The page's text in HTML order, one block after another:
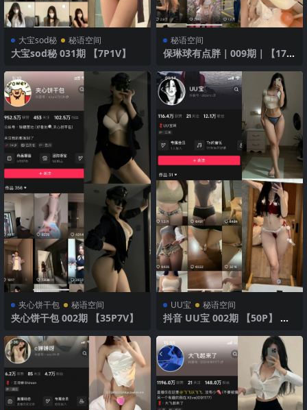
大宝sod秘 秘语空间
大宝sod秘 031期 【7P1V】
秘语空间
保琳球有点胖｜009期｜【17
夹心饼干包 秘语空间
夹心饼干包 002期 【35P7V】
UU宝 秘语空间
抖音 UU宝 002期 【50P】 性